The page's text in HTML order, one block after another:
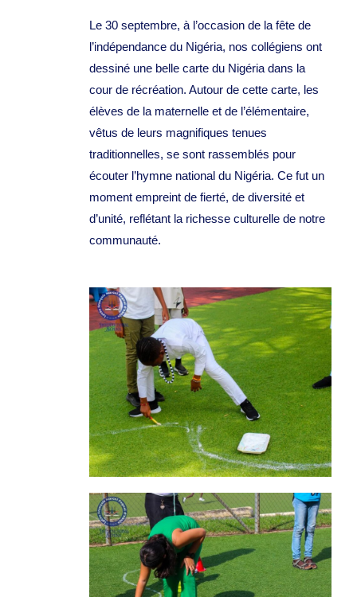
Le 30 septembre, à l’occasion de la fête de
l’indépendance du Nigéria, nos collégiens ont
dessiné une belle carte du Nigéria dans la
cour de récréation. Autour de cette carte, les
élèves de la maternelle et de l’élémentaire,
vêtus de leurs magnifiques tenues
traditionnelles, se sont rassemblés pour
écouter l’hymne national du Nigéria. Ce fut un
moment empreint de fierté, de diversité et
d’unité, reflétant la richesse culturelle de notre
communauté.